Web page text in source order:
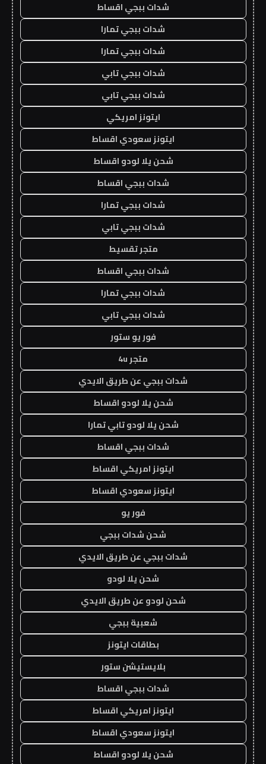
شدات ببجي اقساط
شدات ببجي تمارا
شدات ببجي تمارا
شدات ببجي تابي
شدات ببجي تابي
ايتونز امريكي
ايتونز سعودي اقساط
شحن يلا لودو اقساط
شدات ببجي اقساط
شدات ببجي تمارا
شدات ببجي تابي
متجر تقسيط
شدات ببجي اقساط
شدات ببجي تمارا
شدات ببجي تابي
فور يو ستور
متجر 4u
شدات ببجي عن طريق الايدي
شحن يلا لودو اقساط
شحن يلا لودو تابي تمارا
شدات ببجي اقساط
ايتونز امريكي اقساط
ايتونز سعودي اقساط
فور يو
شحن شدات ببجي
شدات ببجي عن طريق الايدي
شحن يلا لودو
شحن لودو عن طريق الايدي
شعبية ببجي
بطاقات ايتونز
بلايستيشن ستور
شدات ببجي اقساط
ايتونز امريكي اقساط
ايتونز سعودي اقساط
شحن يلا لودو اقساط